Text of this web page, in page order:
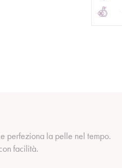
perfeziona la pelle nel tempo.
facilità.